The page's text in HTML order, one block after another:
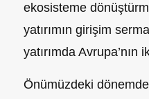
ekosisteme
yatırımın girişim
yatırımda Avrupa’nın
Önümüzdeki